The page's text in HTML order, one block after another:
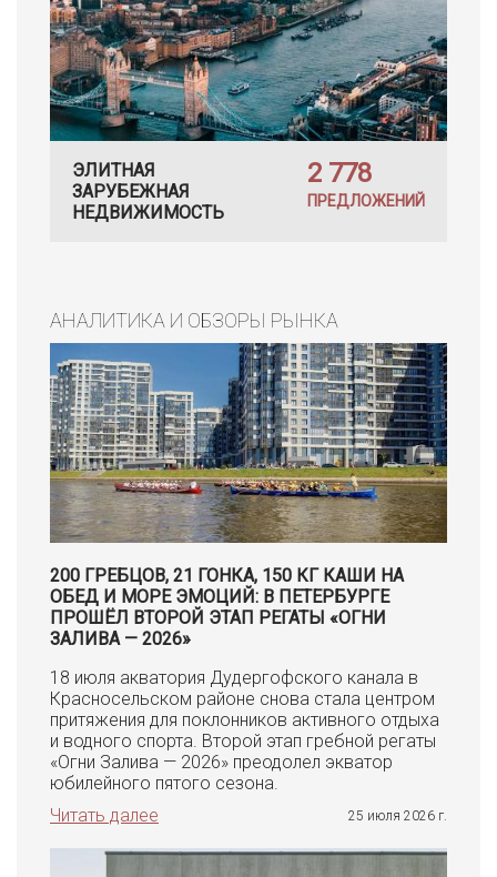
ЭЛИТНАЯ
ЗАРУБЕЖНАЯ
НЕДВИЖИМОСТЬ
2 778
ПРЕДЛОЖЕНИЙ
АНАЛИТИКА И ОБЗОРЫ РЫНКА
200 ГРЕБЦОВ, 21 ГОНКА, 150 КГ КАШИ НА
ОБЕД И МОРЕ ЭМОЦИЙ: В ПЕТЕРБУРГЕ
ПРОШЁЛ ВТОРОЙ ЭТАП РЕГАТЫ «ОГНИ
ЗАЛИВА — 2026»
18 июля акватория Дудергофского канала в
Красносельском районе снова стала центром
притяжения для поклонников активного отдыха
и водного спорта. Второй этап гребной регаты
«Огни Залива — 2026» преодолел экватор
юбилейного пятого сезона.
Читать далее
25 июля 2026 г.